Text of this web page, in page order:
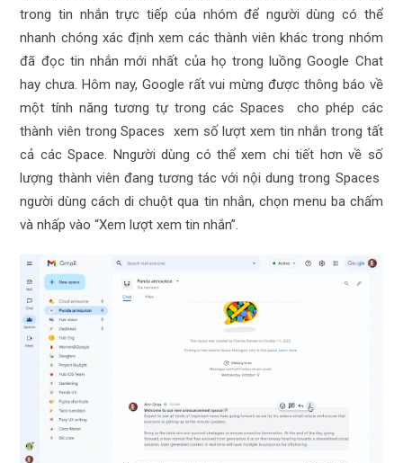
trong tin nhắn trực tiếp của nhóm để người dùng có thể
nhanh chóng xác định xem các thành viên khác trong nhóm
đã đọc tin nhắn mới nhất của họ trong luồng Google Chat
hay chưa. Hôm nay, Google rất vui mừng được thông báo về
một tính năng tương tự trong các Spaces cho phép các
thành viên trong Spaces xem số lượt xem tin nhắn trong tất
cả các Space. Nngười dùng có thể xem chi tiết hơn về số
lượng thành viên đang tương tác với nội dung trong Spaces
người dùng cách di chuột qua tin nhắn, chọn menu ba chấm
và nhấp vào “Xem lượt xem tin nhắn”.